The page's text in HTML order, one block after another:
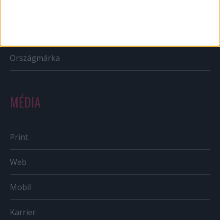
Országmárka
MÉDIA
Print
Web
Mobil
Karrier